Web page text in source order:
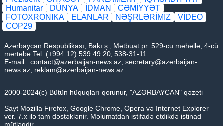
Humanitar
DÜNYA İDMAN
CƏMİYYƏT
FOTOXRONIKA
ELANLAR NƏŞRLƏRİMİZ
VİDEO
COP29
Azərbaycan Respublikası, Bakı ş., Mətbuat pr. 529-cu məhəllə, 4-cü
mərtəbə Tel.:(+994 12) 539 49 20, 538-31-11
E-mail.: contact@azerbaijan-news.az; secretary@azerbaijan-
news.az reklam@azerbaijan-news.az
2000-2024(c) Bütün hüquqları qorunur, "AZƏRBAYCAN" qəzeti
Sayt Mozilla Firefox, Google Chrome, Opera və Internet Explorer
ver. 7.x ilə tam dəstəklənir. Məlumatdan istifadə etdikdə istinad
mütləqdir